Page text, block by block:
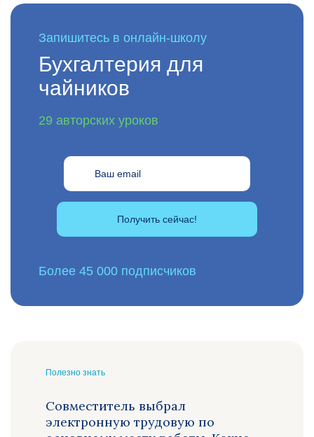
Запишитесь в онлайн-школу
Бухгалтерия для
чайников
29 авторских уроков
Получить сейчас!
Более 45 000 подписчиков
Полезно знать
Совместитель выбрал
электронную трудовую по